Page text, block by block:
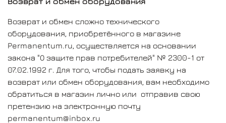
Возврат и обмен сложно технического
оборудования, приобретённого в магазине
Permanentum.ru, осуществляется на основании
закона "О защите прав потребителей" № 2300-1 от
07.02.1992 г. Для того, чтобы подать заявку на
возврат или обмен оборудования, вам необходимо
обратиться в магазин лично или отправив свою
претензию на электронную почту
permanentum@inbox.ru